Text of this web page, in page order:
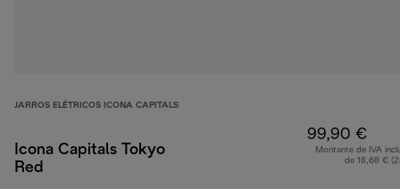
JARROS ELÉTRICOS ICONA CAPITALS
Icona Capitals Tokyo
Red
99,90 €
Montante de IVA
de 18,68 €